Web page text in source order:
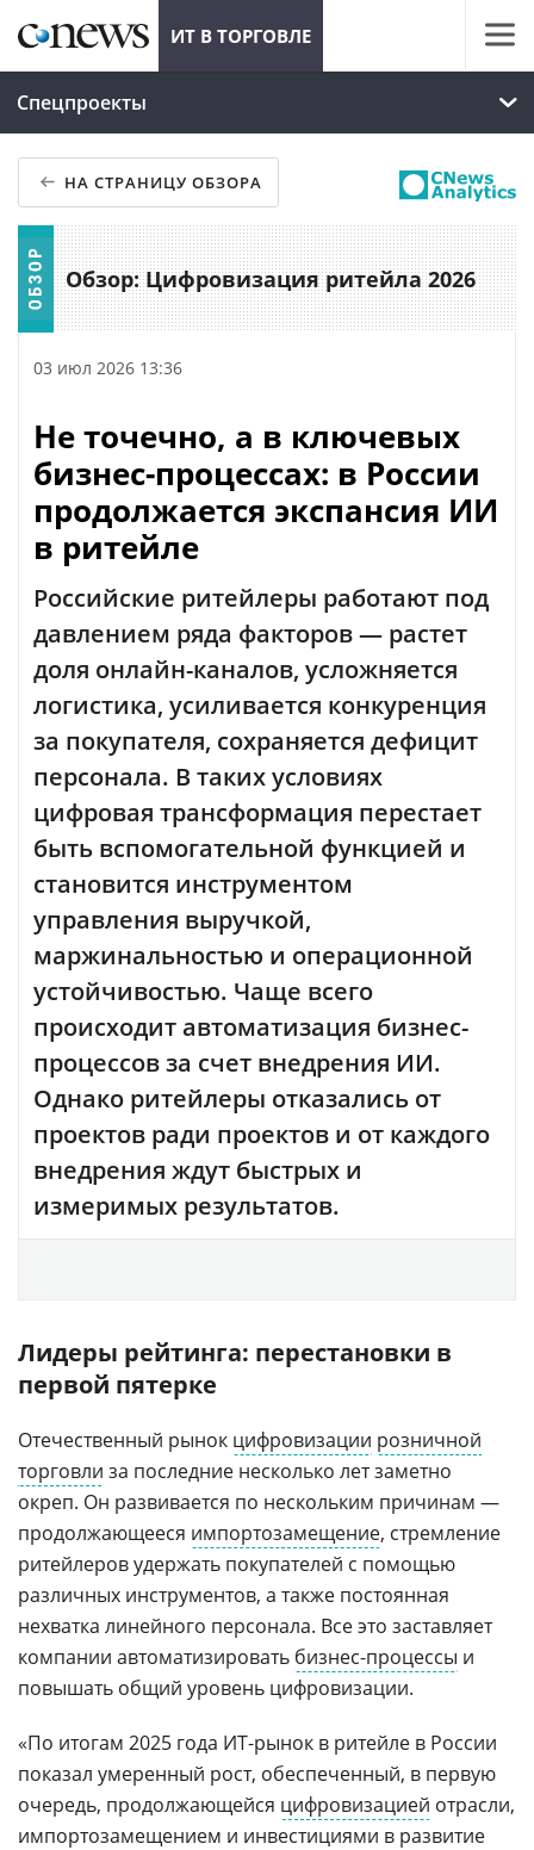
ИТ В ТОРГОВЛЕ
Спецпроекты
НА СТРАНИЦУ ОБЗОРА
Обзор: Цифровизация ритейла 2026
03 июл 2026 13:36
Не точечно, а в ключевых
бизнес-процессах: в России
продолжается экспансия ИИ
в ритейле
Российские ритейлеры работают под
давлением ряда факторов — растет
доля онлайн-каналов, усложняется
логистика, усиливается конкуренция
за покупателя, сохраняется дефицит
персонала. В таких условиях
цифровая трансформация перестает
быть вспомогательной функцией и
становится инструментом
управления выручкой,
маржинальностью и операционной
устойчивостью. Чаще всего
происходит автоматизация бизнес-
процессов за счет внедрения ИИ.
Однако ритейлеры отказались от
проектов ради проектов и от каждого
внедрения ждут быстрых и
измеримых результатов.
Лидеры рейтинга: перестановки в
первой пятерке
Отечественный рынок цифровизации розничной
торговли за последние несколько лет заметно
окреп. Он развивается по нескольким причинам —
продолжающееся импортозамещение, стремление
ритейлеров удержать покупателей с помощью
различных инструментов, а также постоянная
нехватка линейного персонала. Все это заставляет
компании автоматизировать бизнес-процессы и
повышать общий уровень цифровизации.
«По итогам 2025 года ИТ-рынок в ритейле в России
показал умеренный рост, обеспеченный, в первую
очередь, продолжающейся цифровизацией отрасли,
импортозамещением и инвестициями в развитие